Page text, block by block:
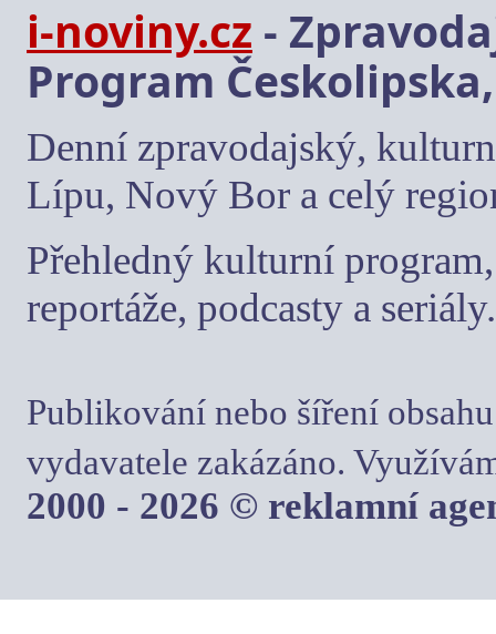
i-noviny.cz -
Program
Denní zpravodajský,
Lípu, Nový Bor a celý
Přehledný kulturní
reportáže, podcasty a seriály.
Publikování nebo šíření
vydavatele zakázáno.
2000 - 2026 © reklamní